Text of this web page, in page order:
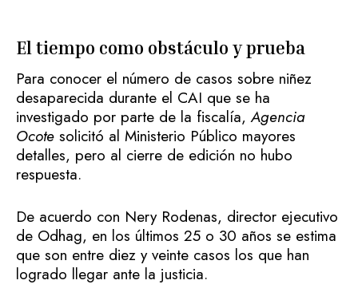
El tiempo como obstáculo y prueba
Para conocer el número de casos sobre niñez
desaparecida durante el CAI que se ha
investigado por parte de la fiscalía,Agencia
Ocote solicitó al Ministerio Público mayores
detalles, pero al cierre de edición no hubo
respuesta.
De acuerdo con Nery Rodenas, director ejecutivo
de Odhag, en los últimos 25 o 30 años se estima
que son entre diez y veinte casos los que han
logrado llegar ante la justicia.